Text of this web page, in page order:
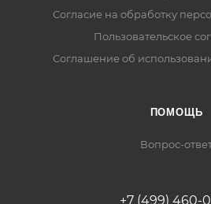
Cогласие на обработку
Пользовательское
Cоглашение об
ПОМОЩЬ
Вопрос-
+7 (499) 460-